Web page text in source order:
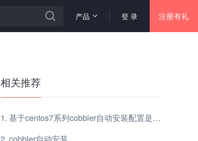
登 录 注册有礼
产品
相关推荐
基于centos7系列cobbler自动安装配置是怎样的